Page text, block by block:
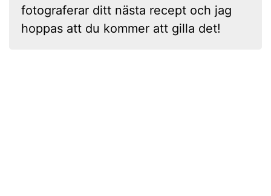
fotograferar ditt nästa recept och jag
hoppas att du kommer att gilla det!